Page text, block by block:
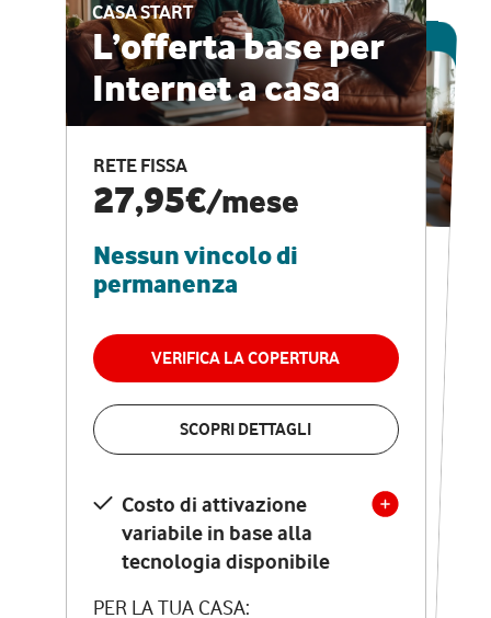
CASA START
L’offerta base per
Internet a casa
RETE FISSA
27,95€/mese
Nessun vincolo di
permanenza
VERIFICA LA COPERTURA
SCOPRI DETTAGLI
Costo di attivazione
variabile in base alla
tecnologia disponibile
PER LA TUA CASA:
ESCLUSIVA ONLINE
CASA PRO
Internet veloce e
vantaggi speciali
RETE FISSA + VODAFONE CLUB
29,95€
permanenza
VERIFICA LA COPERTURA
Costo di attivazione
variabile in base alla
tecnologia disponibile
PER LA TUA CASA: